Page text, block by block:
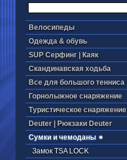
Велосипеды
Одежда & обувь
SUP Серфинг | Каяк
Скандинавская ходьба
Все для большого тенниса
Горнолыжное снаряжение
Туристическое снаряжение
Deuter | Рюкзаки Deuter
Cумки и чемоданы
Замок TSA LOCK